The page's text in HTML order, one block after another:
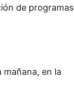
de programas
en la